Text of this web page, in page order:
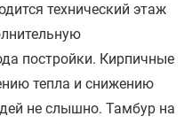
технический этаж
постройки. Кирпичные
тепла и снижению
не слышно. Тамбур на